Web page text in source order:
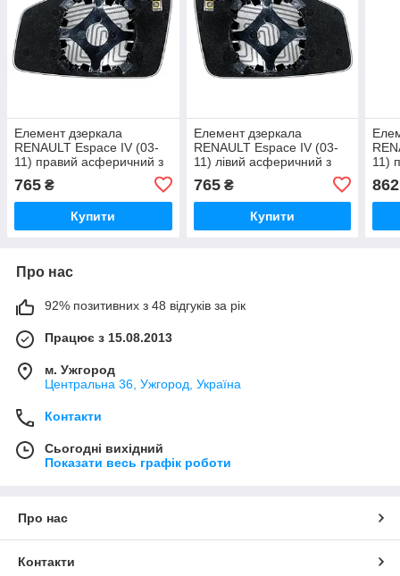
Елемент дзеркала
RENAULT Espace IV (03-
11) правий асферичний з
765 ₴
Купити
Елемент дзеркала
RENAULT Espace IV (03-
11) лівий асферичний з
765₴
Купити
11)
862
Про нас
92% позитивних з 48 відгуків за рік
Працює з 15.08.2013
м. Ужгород
Центральна 36, Ужгород, Україна
Контакти
Сьогодні вихідний
Показати весь графік роботи
Про нас
Контакти